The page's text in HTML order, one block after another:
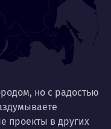
но с радостью
проекты в других